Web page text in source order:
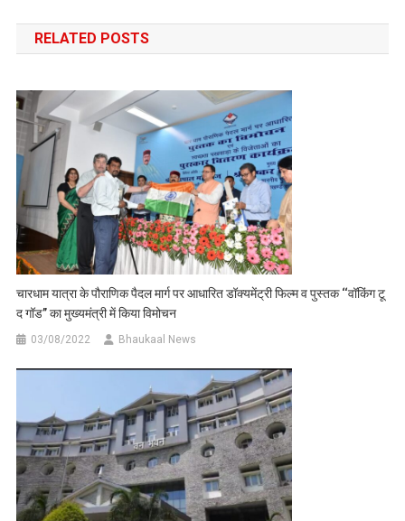
navigation
RELATED POSTS
चारधाम यात्रा के पौराणिक पैदल मार्ग पर आधारित डॉक्यमेंट्री फिल्म व पुस्तक ‘‘वॉकिंग टू
द गॉड’’ का मुख्यमंत्री में किया विमोचन
03/08/2022 Bhaukaal News